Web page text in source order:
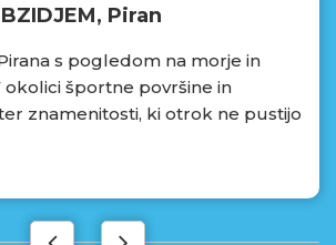
Piran
s pogledom na morje in
okolici športne površine in
znamenitosti, ki otrok ne pustijo